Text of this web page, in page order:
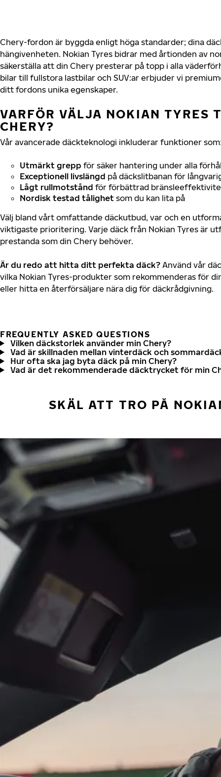
Chery-fordon är byggda enligt höga standarder; dina
hängivenheten. Nokian Tyres bidrar med årtionden av
säkerställa att din Chery presterar på topp i alla
bilar till fullstora lastbilar och SUV:ar erbjuder vi
ditt fordons unika egenskaper.
VARFÖR VÄLJA NOKIAN TYRES
CHERY?
Vår avancerade däckteknologi inkluderar funktioner
Utmärkt grepp för säker hantering under alla
Exceptionell livslängd på däckslitbanan för
Lågt rullmotstånd för förbättrad
Nordisk testad tålighet som du kan lita på
Välj bland vårt omfattande däckutbud, var och en
viktigaste prioritering. Varje däck från Nokian Tyres är
prestanda som din Chery behöver.
Är du redo att hitta ditt perfekta däck? Använd vår
vilka Nokian Tyres-produkter som rekommenderas för
eller hitta en återförsäljare nära dig för däckrådgivning.
FREQUENTLY ASKED QUESTIONS
Vilken däckstorlek använder min Chery?
Vad är skillnaden mellan vinterdäck och
Hur ofta ska jag byta däck på min Chery?
Vad är det rekommenderade däcktrycket för min
SKÄL ATT TRO PÅ